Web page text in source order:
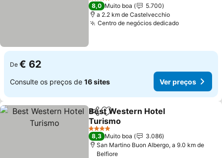
4 Estrelas
8,0 Muito boa
5.700
a 2.2 km de Castelvecchio
Centro de negócios dedicado
De € 62
Consulte os preços de 16 sites Ver preços
PartilharAdicionar aos favoritos
Best Western Hotel
Turismo
4 Estrelas
8,3 Muito boa
3.086
San Martino Buon Albergo, a 9.0 km de
Belfiore